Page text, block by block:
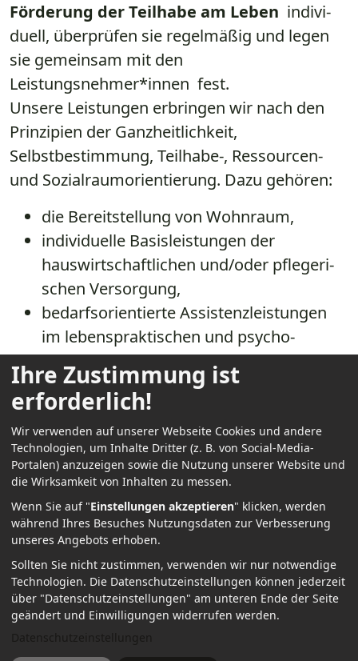
Förderung der Teilhabe am Leben indivi­
duell, überprüfen sie regelmäßig und legen
sie gemeinsam mit den
Leistungsnehmer*innen fest.
Unsere Leistungen erbringen wir nach den
Prinzipien der Ganzheitlichkeit,
Selbstbestimmung, Teilhabe-, Ressourcen-
und Sozialraumorientierung. Dazu gehören:​​ ​​​​​​​​​​
​​​die Bereitstellung von Wohnraum,
​
​​​​​​individuelle Basisleistungen der
hauswirtschaftlichen und/oder pflegeri­
schen Versorgung,
bedarfsorientierte Assis­tenzleistungen
im lebenspraktischen und psycho­
sozialen Lebensbereich,
​​​​​​​sozialpädagogische Anleitung und
Förderung.
Home Über uns
Wohngemeinschaften
Datenschutz
Impressum WIKO KJF
Anmelden
Ihre Zustimmung ist
erforderlich!
Wir verwenden auf unserer Webseite Cookies und andere
Technologien, um Inhalte Dritter (z. B. von Social-Media-
Portalen) anzuzeigen sowie die Nutzung unserer Website und
die Wirksamkeit von Inhalten zu messen.
Wenn Sie auf "Einstellungen akzeptieren" klicken, werden
während Ihres Besuches Nutzungsdaten zur Verbesserung
unseres Angebots erhoben.
Sollten Sie nicht zustimmen, verwenden wir nur notwendige
Technologien. Die Datenschutzeinstellungen können jederzeit
über "Datenschutzeinstellungen" am unteren Ende der Seite
geändert und Einwilligungen widerrufen werden.